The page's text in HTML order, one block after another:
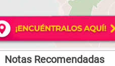
Notas Recomendadas